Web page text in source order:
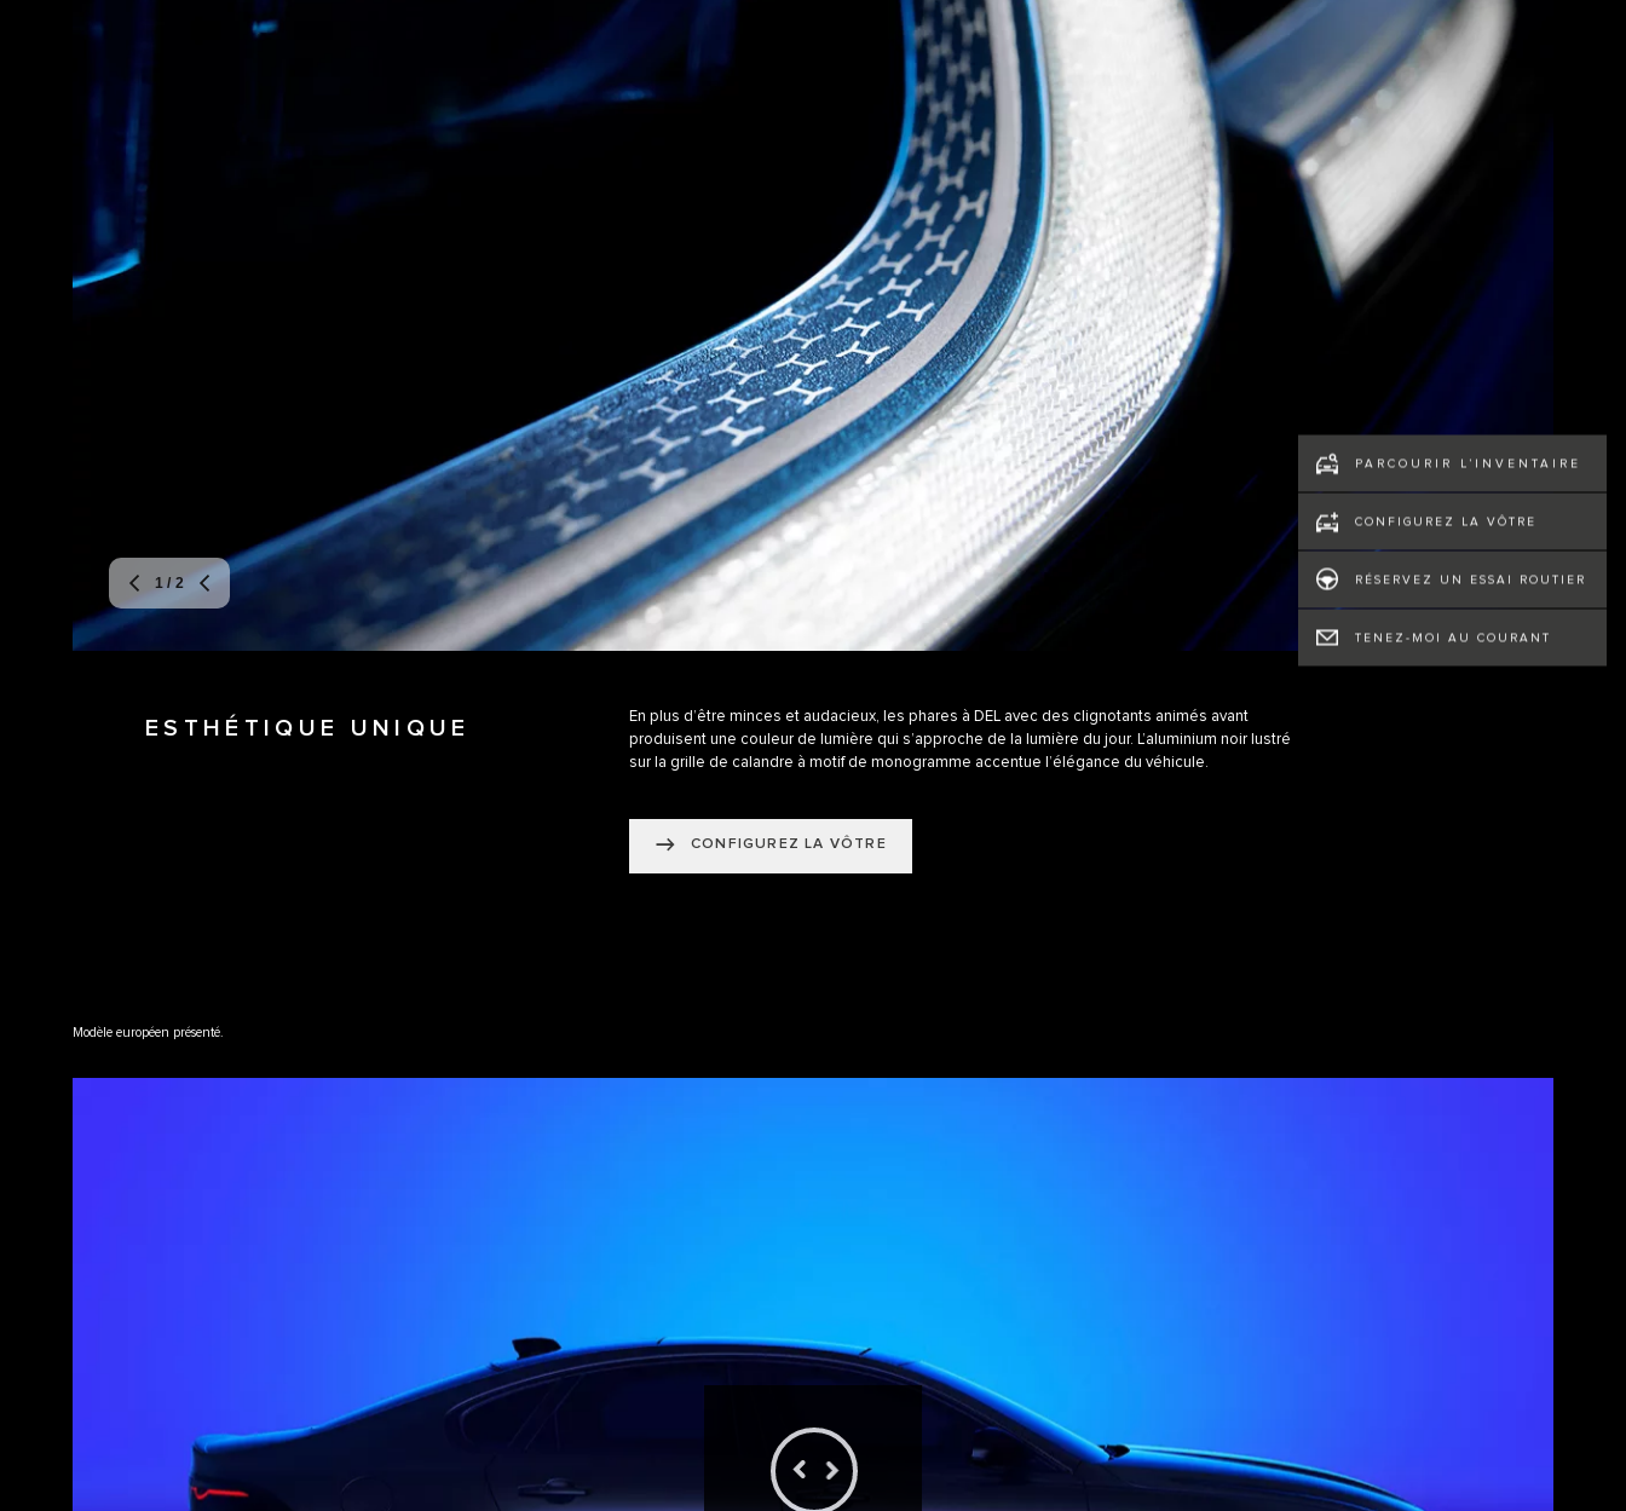
1/ 2
ESTHÉTIQUE UNIQUE
En plus d’être minces et audacieux, les phares à DEL avec des clignotants animés avant
produisent une couleur de lumière qui s’approche de la lumière du jour. L’aluminium noir lustré
sur la grille de calandre à motif de monogramme accentue l’élégance du véhicule.
CONFIGUREZ LA VÔTRE
Modèle européen présenté.
PARCOURIR L’INVENTAIRE
CONFIGUREZ LA VÔTRE
RÉSERVEZ UN ESSAI ROUTIER
TENEZ-MOI AU COURANT